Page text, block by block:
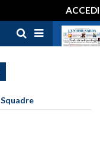
ACCEDI
Squadre